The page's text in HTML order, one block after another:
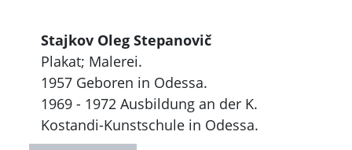
Stajkov Oleg Stepanovič
Plakat; Malerei.
1957 Geboren in Odessa.
1969 - 1972 Ausbildung an der K.
Kostandi-Kunstschule in Odessa.
1972 - 1974 Ausbildung an der